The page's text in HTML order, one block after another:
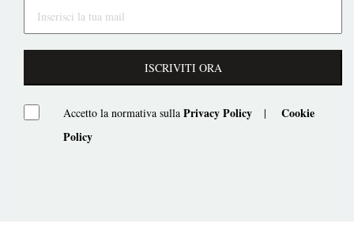
ISCRIVITI ORA
Accetto la normativa sulla Privacy Policy |
Cookie
Policy